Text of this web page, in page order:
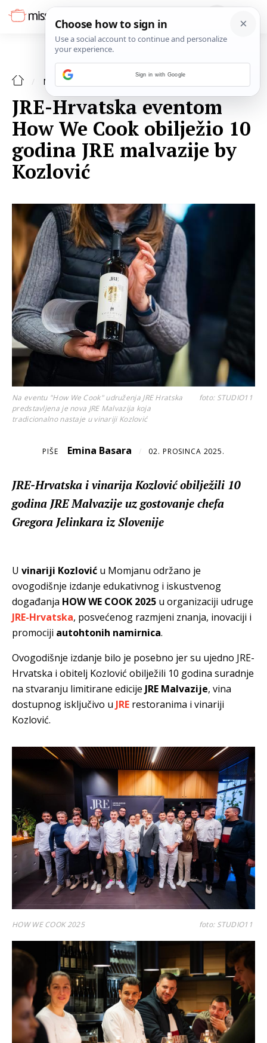
NAJAVE
JRE-Hrvatska eventom
How We Cook obilježio 10
godina JRE malvazije by
Kozlović
Na eventu "How We Cook" udruženja JRE Hratska
predstavljena je nova JRE Malvazija koja
tradicionalno nastaje u vinariji Kozlović
foto: STUDIO11
PIŠE Emina Basara / 02. PROSINCA 2025.
JRE-Hrvatska i vinarija Kozlović obilježili 10
godina JRE Malvazije uz gostovanje chefa
Gregora Jelinkara iz Slovenije
U vinariji Kozlović u Momjanu održano je
ovogodišnje izdanje edukativnog i iskustvenog
događanja HOW WE COOK 2025 u organizaciji udruge
JRE-Hrvatska, posvećenog razmjeni znanja, inovaciji i
promociji autohtonih namirnica.
Ovogodišnje izdanje bilo je posebno jer su ujedno JRE-
Hrvatska i obitelj Kozlović obilježili 10 godina suradnje
na stvaranju limitirane edicije JRE Malvazije, vina
dostupnog isključivo u JRE restoranima i vinariji
Kozlović.
HOW WE COOK 2025 foto: STUDIO11
Sign in with Google